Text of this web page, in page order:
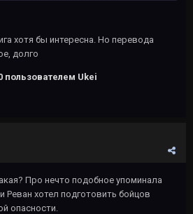
хотя бы интересна. Но перевода
долго
пользователем Ukei
Про нечто подобное упоминала
хотел подготовить бойцов
опасности.